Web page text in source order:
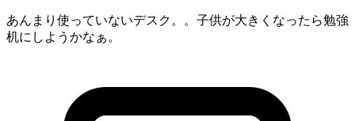
あんまり使っていないデスク。。子供が大きくなったら勉強
机にしようかなぁ。